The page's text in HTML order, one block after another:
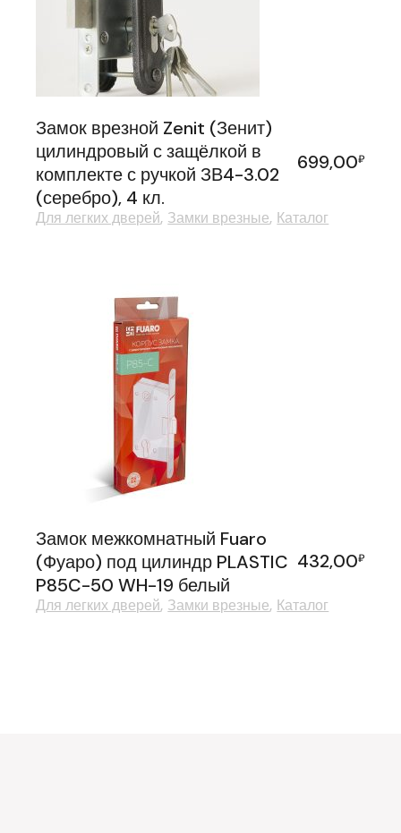
Замок врезной Zenit (Зенит)
цилиндровый с защёлкой в
комплекте с ручкой ЗВ4-3.02
(серебро), 4 кл.
699,00₽
Для легких дверей Замки врезные Каталог
Замок межкомнатный Fuaro
(Фуаро) под цилиндр PLASTIC
P85C-50 WH-19 белый
432,00₽
Для легких дверей Замки врезные Каталог